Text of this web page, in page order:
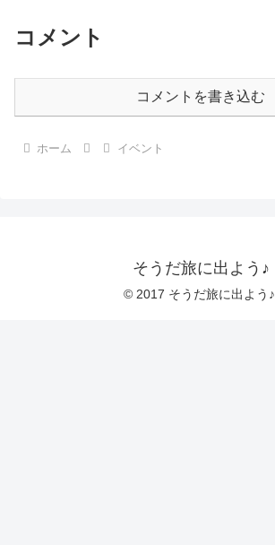
コメント
コメントを書き込む
ホーム イベント
そうだ旅に出よう♪
© 2017 そうだ旅に出よう♪.